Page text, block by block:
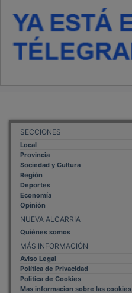
SECCIONES
Local
Provincia
Sociedad y Cultura
Región
Deportes
Economía
Opinión
NUEVA ALCARRIA
Quiénes somos
MÁS INFORMACIÓN
Aviso Legal
Política de Privacidad
Politica de Cookies
Mas informacion sobre las cookies